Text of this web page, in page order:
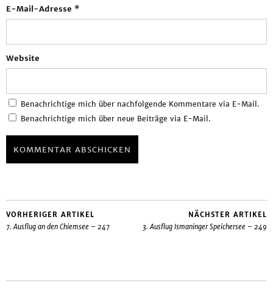
E-Mail-Adresse *
Website
Benachrichtige mich über nachfolgende Kommentare via E-Mail.
Benachrichtige mich über neue Beiträge via E-Mail.
VORHERIGER ARTIKEL
7. Ausflug an den Chiemsee – 247
NÄCHSTER ARTIKEL
3. Ausflug Ismaninger Speichersee – 249